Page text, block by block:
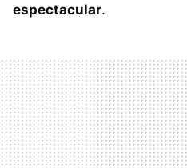
espectacular.